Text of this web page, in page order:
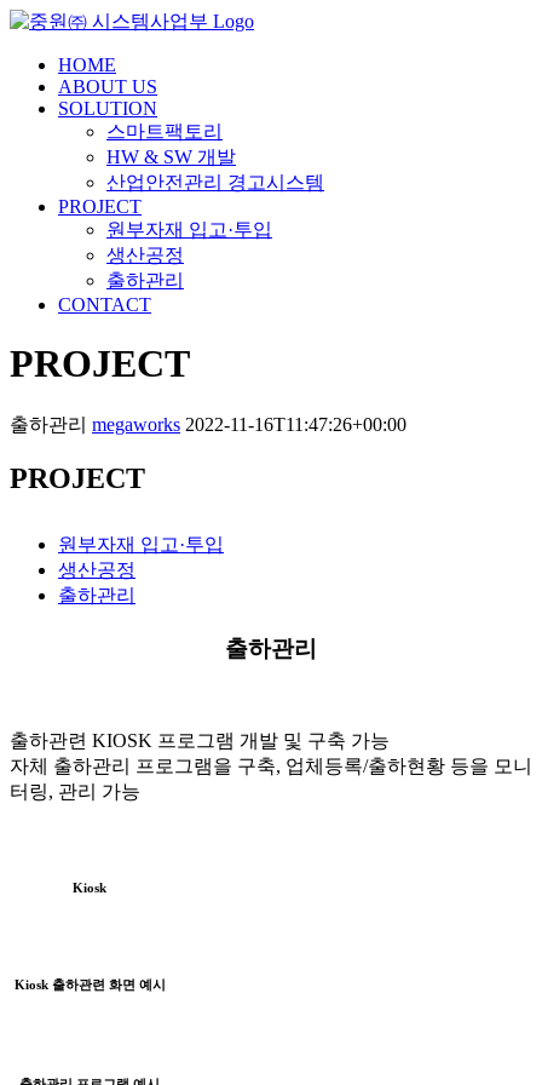
HOME
ABOUT US
SOLUTION
스마트팩토리
HW & SW 개발
산업안전관리 경고시스템
PROJECT
원부자재 입고·투입
생산공정
출하관리
CONTACT
PROJECT
출하관리 megaworks 2022-11-16T11:47:26+00:00
PROJECT
원부자재 입고·투입
생산공정
출하관리
출하관리
출하관련 KIOSK 프로그램 개발 및 구축 가능
자체 출하관리 프로그램을 구축, 업체등록/출하현황 등을 모니
터링, 관리 가능
Kiosk
Kiosk 출하관련 화면 예시